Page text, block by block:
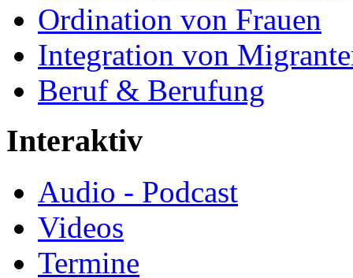
Ordination von Frauen
Integration von
Beruf & Berufung
Interaktiv
Audio - Podcast
Videos
Termine